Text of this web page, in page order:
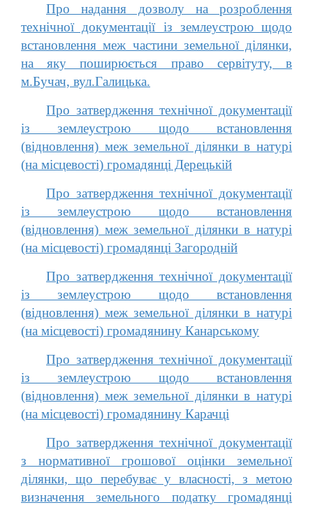
Про надання дозволу на розроблення
технічної документації із землеустрою щодо
встановлення меж частини земельної ділянки,
на яку поширюється право сервітуту, в
м.Бучач, вул.Галицька.
Про затвердження технічної документації
із землеустрою щодо встановлення
(відновлення) меж земельної ділянки в натурі
(на місцевості) громадянці Дерецькій
Про затвердження технічної документації
із землеустрою щодо встановлення
(відновлення) меж земельної ділянки в натурі
(на місцевості) громадянці Загородній
Про затвердження технічної документації
із землеустрою щодо встановлення
(відновлення) меж земельної ділянки в натурі
(на місцевості) громадянину Канарському
Про затвердження технічної документації
із землеустрою щодо встановлення
(відновлення) меж земельної ділянки в натурі
(на місцевості) громадянину Карачці
Про затвердження технічної документації
з нормативної грошової оцінки земельної
ділянки, що перебуває у власності, з метою
визначення земельного податку громадянці